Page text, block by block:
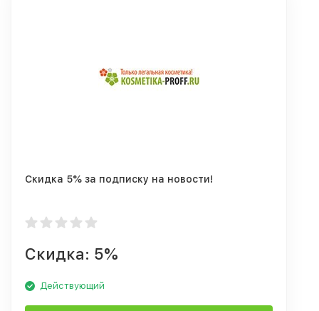
Скидка 5% за подписку на новости!
Скидка: 5%
Действующий